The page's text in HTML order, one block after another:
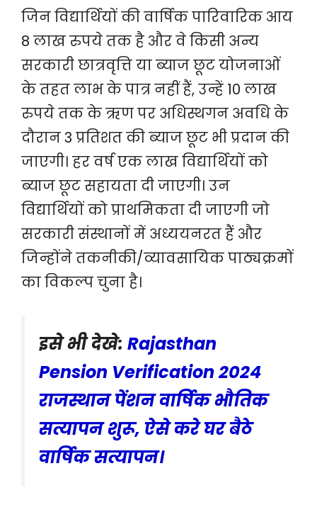
जिन विद्यार्थियों की वार्षिक पारिवारिक आय
8 लाख रुपये तक है और वे किसी अन्य
सरकारी छात्रवृत्ति या ब्याज छूट योजनाओं
के तहत लाभ के पात्र नहीं हैं, उन्हें 10 लाख
रुपये तक के ऋण पर अधिस्थगन अवधि के
दौरान 3 प्रतिशत की ब्याज छूट भी प्रदान की
जाएगी। हर वर्ष एक लाख विद्यार्थियों को
ब्याज छूट सहायता दी जाएगी। उन
विद्यार्थियों को प्राथमिकता दी जाएगी जो
सरकारी संस्थानों में अध्ययनरत हैं और
जिन्होंने तकनीकी/व्यावसायिक पाठ्यक्रमों
का विकल्प चुना है।
इसे भी देखे: Rajasthan
Pension Verification 2024
राजस्थान पेंशन वार्षिक भौतिक
सत्यापन शुरू, ऐसे करे घर बैठे
वार्षिक सत्यापन।